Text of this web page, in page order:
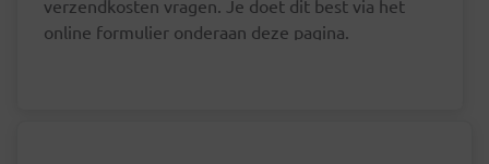
verzendkosten vragen. Je doet dit best via het
online formulier onderaan deze pagina.